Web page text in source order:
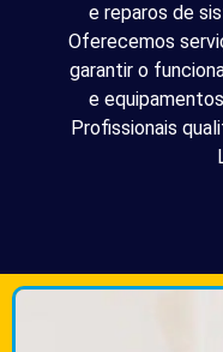
e reparos de
Oferecemos
garantir o
e
Profissionais